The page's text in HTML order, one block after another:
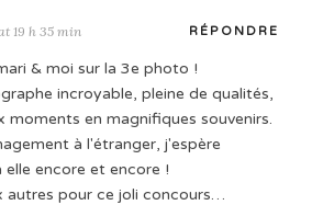
19 h 35 min RÉPONDRE
& moi sur la 3e photo !
incroyable, pleine de qualités,
moments en magnifiques souvenirs.
à l'étranger, j'espère
encore et encore !
autres pour ce joli concours…